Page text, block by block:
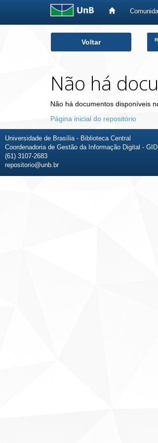
Voltar
Não há
Não há documentos disponíveis
Página inicial do repositório
Universidade de Brasília - Biblioteca Central
Coordenadoria de Gestão da Informação Digital - GID
(61) 3107-2683
repositorio@unb.br